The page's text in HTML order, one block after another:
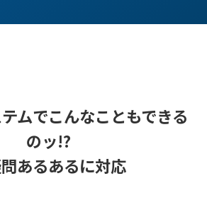
ムでこんなこともできる
のッ!?
あるあるに対応